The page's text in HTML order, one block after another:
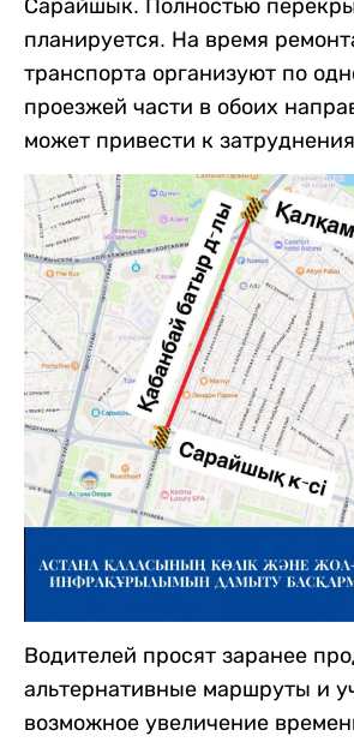
Сарайшык. Полностью
планируется. На время
транспорта организуют по
проезжей части в обоих
может привести к
Водителей просят заранее
альтернативные маршруты и
возможное увеличение